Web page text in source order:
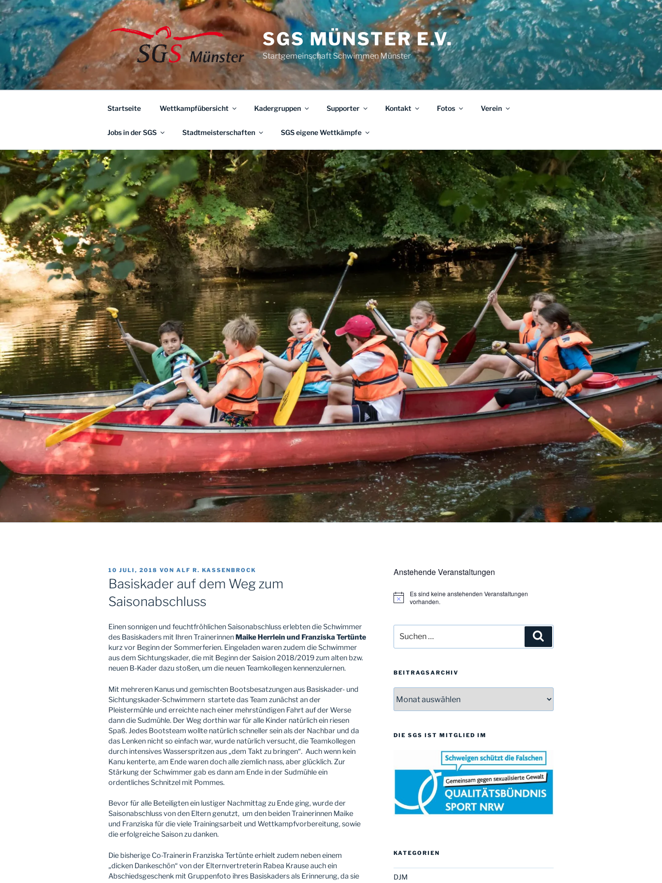
Zum
Inhalt
springen
SGS MÜNSTER E.V.
Startgemeinschaft Schwimmen Münster
Startseite Wettkampfübersicht Kadergruppen Supporter Kontakt Fotos Verein
Jobs in der SGS Stadtmeisterschaften SGS eigene Wettkämpfe
VERÖFFENTLICHT
AM
10 JULI, 2018 VON ALF R. KASSENBROCK
Basiskader auf dem Weg zum
Saisonabschluss
Einen sonnigen und feuchtfröhlichen Saisonabschluss erlebten die Schwimmer
des Basiskaders mit Ihren TrainerinnenMaike Herrlein und Franziska Tertünte
kurz vor Beginn der Sommerferien. Eingeladen waren zudem die Schwimmer
aus dem Sichtungskader, die mit Beginn der Saision 2018/2019 zum alten bzw.
neuen B-Kader dazu stoßen, um die neuen Teamkollegen kennenzulernen.
Mit mehreren Kanus und gemischten Bootsbesatzungen aus Basiskader- und
Sichtungskader-Schwimmern startete das Team zunächst an der
Pleistermühle und erreichte nach einer mehrstündigen Fahrt auf der Werse
dann die Sudmühle. Der Weg dorthin war für alle Kinder natürlich ein riesen
Spaß. Jedes Bootsteam wollte natürlich schneller sein als der Nachbar und da
das Lenken nicht so einfach war, wurde natürlich versucht, die Teamkollegen
durch intensives Wasserspritzen aus „dem Takt zu bringen“. Auch wenn kein
Kanu kenterte, am Ende waren doch alle ziemlich nass, aber glücklich. Zur
Stärkung der Schwimmer gab es dann am Ende in der Sudmühle ein
ordentliches Schnitzel mit Pommes.
Bevor für alle Beteiligten ein lustiger Nachmittag zu Ende ging, wurde der
Saisonabschluss von den Eltern genutzt, um den beiden Trainerinnen Maike
und Franziska für die viele Trainingsarbeit und Wettkampfvorbereitung, sowie
die erfolgreiche Saison zu danken.
Die bisherige Co-Trainerin Franziska Tertünte erhielt zudem neben einem
„dicken Dankeschön“ von der Elternvertreterin Rabea Krause auch ein
Abschiedsgeschenk mit Gruppenfoto ihres Basiskaders als Erinnerung, da sie
Anstehende Veranstaltungen
H
w
s
Es sind keine anstehenden Veranstaltungen
vorhanden.
nach:
BEITRAGSARCHIV
DIE SGS IST MITGLIED IM
KATEGORIEN
DJM